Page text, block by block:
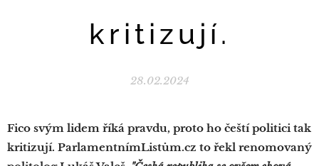
kritizují.
28.02.2024
Fico svým lidem říká pravdu, proto ho čeští politici tak
kritizují. ParlamentnímListům.cz to řekl renomovaný